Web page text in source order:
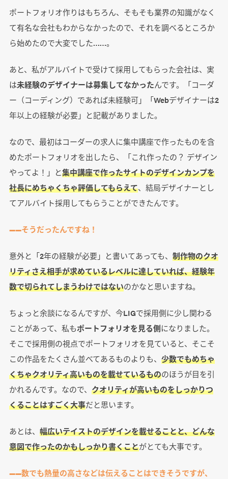
ポートフォリオ作りはもちろん、そもそも業界の知識がなく
て有名な会社もわからなかったので、それを調べるところか
ら始めたので大変でした……。
あと、私がアルバイトで受けて採用してもらった会社は、実
は未経験のデザイナーは募集してなかったんです。「コーダ
ー（コーディング）であれば未経験可」「Webデザイナーは2
年以上の経験が必要」と記載がありました。
なので、最初はコーダーの求人に集中講座で作ったものを含
めたポートフォリオを出したら、「これ作ったの？ デザイン
やってよ！」と集中講座で作ったサイトのデザインカンプを
社長にめちゃくちゃ評価してもらえて、結局デザイナーとし
てアルバイト採用してもらうことができたんです。
――そうだったんですね！
意外と「2年の経験が必要」と書いてあっても、 制作物のクオ
リティさえ相手が求めているレベルに達していれば、経験年
数で切られてしまうわけではないのかなと思いますね。
ちょっと余談になるんですが、今LIGで採用側に少し関わる
ことがあって、私もポートフォリオを見る側になりました。
そこで採用側の視点でポートフォリオを見ていると、そこそ
この作品をたくさん並べてあるものよりも、 少数でもめちゃ
くちゃクオリティ高いものを載せているもののほうが目を引
かれるんです。なので、 クオリティが高いものをしっかりつ
くることはすごく大事だと思います。
あとは、 幅広いテイストのデザインを載せることと、どんな
意図で作ったのかもしっかり書くことがとても大事です。
――数でも熱量の高さなどは伝えることはできそうですが、